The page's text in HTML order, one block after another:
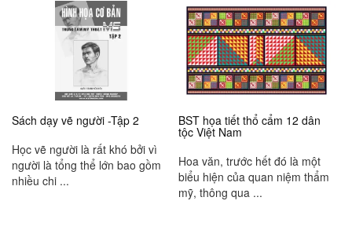
Sách dạy vẽ người -Tập 2
Học vẽ người là rất khó bởi vì
người là tổng thể lớn bao gồm
nhiều chi ...
BST họa tiết thổ cẩm 12 dân
tộc Việt Nam
Hoa văn, trước hết đó là một
biểu hiện của quan niệm thẩm
mỹ, thông qua ...